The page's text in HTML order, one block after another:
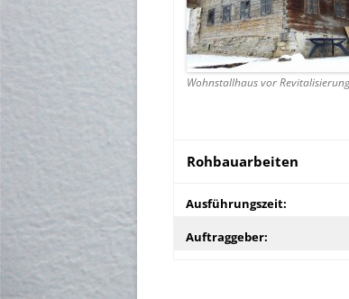
Wohnstallhaus vor Revitalisierung
Rohbauarbeiten
Ausführungszeit:
Auftraggeber: